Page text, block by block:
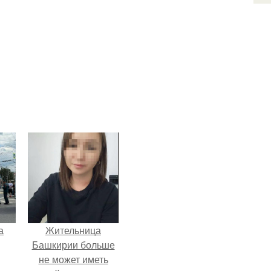
Жительница
Башкирии больше
не может иметь